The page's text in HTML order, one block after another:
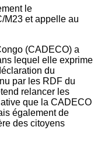
(CADECO) a
lequel elle exprime
du
par les RDF du
relancer les
que la CADECO
également de
des citoyens